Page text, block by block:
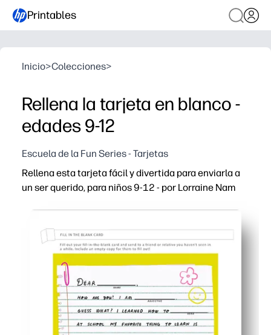
Printables
Inicio>Colecciones>
Rellena la tarjeta en blanco -
edades 9-12
Escuela de la Fun Series - Tarjetas
Rellena esta tarjeta fácil y divertida para enviarla a
un ser querido, para niños 9-12 - por Lorraine Nam